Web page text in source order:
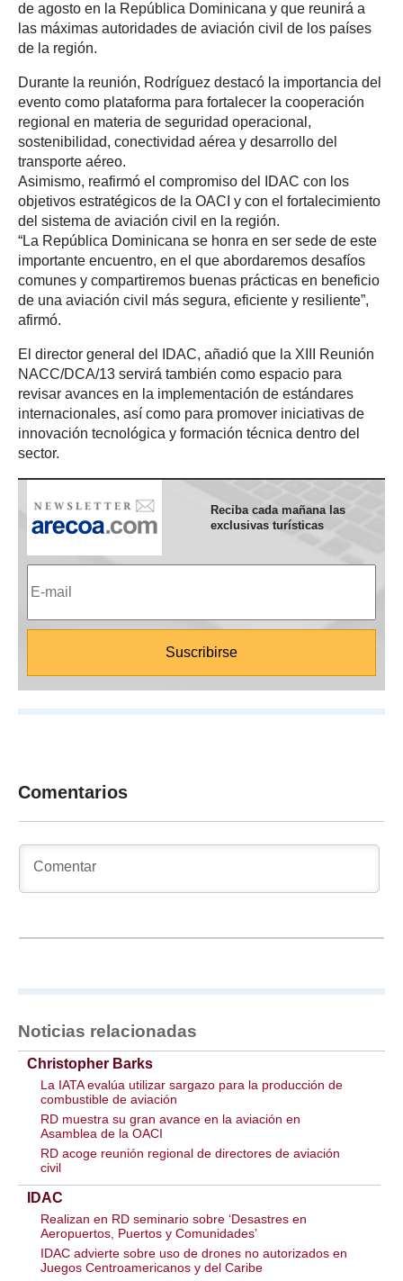
de agosto en la República Dominicana y que reunirá a
las máximas autoridades de aviación civil de los países
de la región.
Durante la reunión, Rodríguez destacó la importancia del
evento como plataforma para fortalecer la cooperación
regional en materia de seguridad operacional,
sostenibilidad, conectividad aérea y desarrollo del
transporte aéreo.
Asimismo, reafirmó el compromiso del IDAC con los
objetivos estratégicos de la OACI y con el fortalecimiento
del sistema de aviación civil en la región.
“La República Dominicana se honra en ser sede de este
importante encuentro, en el que abordaremos desafíos
comunes y compartiremos buenas prácticas en beneficio
de una aviación civil más segura, eficiente y resiliente”,
afirmó.
El director general del IDAC, añadió que la XIII Reunión
NACC/DCA/13 servirá también como espacio para
revisar avances en la implementación de estándares
internacionales, así como para promover iniciativas de
innovación tecnológica y formación técnica dentro del
sector.
Reciba cada mañana las
exclusivas turísticas
Comentarios
Noticias relacionadas
Christopher Barks
La IATA evalúa utilizar sargazo para la producción de
combustible de aviación
RD muestra su gran avance en la aviación en
Asamblea de la OACI
RD acoge reunión regional de directores de aviación
civil
IDAC
Realizan en RD seminario sobre ‘Desastres en
Aeropuertos, Puertos y Comunidades’
IDAC advierte sobre uso de drones no autorizados en
Juegos Centroamericanos y del Caribe